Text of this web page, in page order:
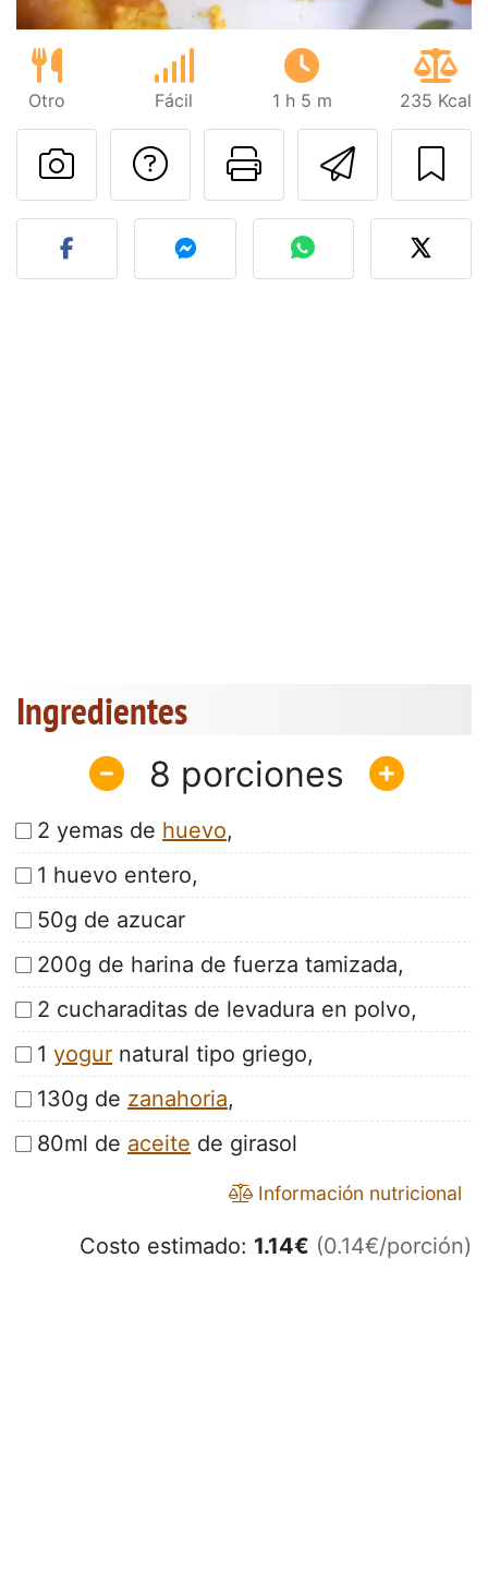
Otro Fácil 1 h 5 m 235 Kcal
Imprimir
Preguntar al autor
Publicar la foto de esta
Ingredientes
8
2 yemas de huevo,
1 huevo entero,
50g de azucar
200g de harina de fuerza tamizada,
2 cucharaditas de levadura en polvo,
1 yogur natural tipo griego,
130g de zanahoria,
80ml de aceite de girasol
Información nutricional
Costo estimado: 1.14€ (0.14€/porción)